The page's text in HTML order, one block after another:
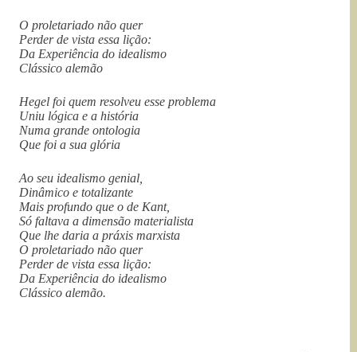
O proletariado não quer
Perder de vista essa lição:
Da Experiência do idealismo
Clássico alemão
Hegel foi quem resolveu esse problema
Uniu lógica e a história
Numa grande ontologia
Que foi a sua glória
Ao seu idealismo genial,
Dinâmico e totalizante
Mais profundo que o de Kant,
Só faltava a dimensão materialista
Que lhe daria a práxis marxista
O proletariado não quer
Perder de vista essa lição:
Da Experiência do idealismo
Clássico alemão.